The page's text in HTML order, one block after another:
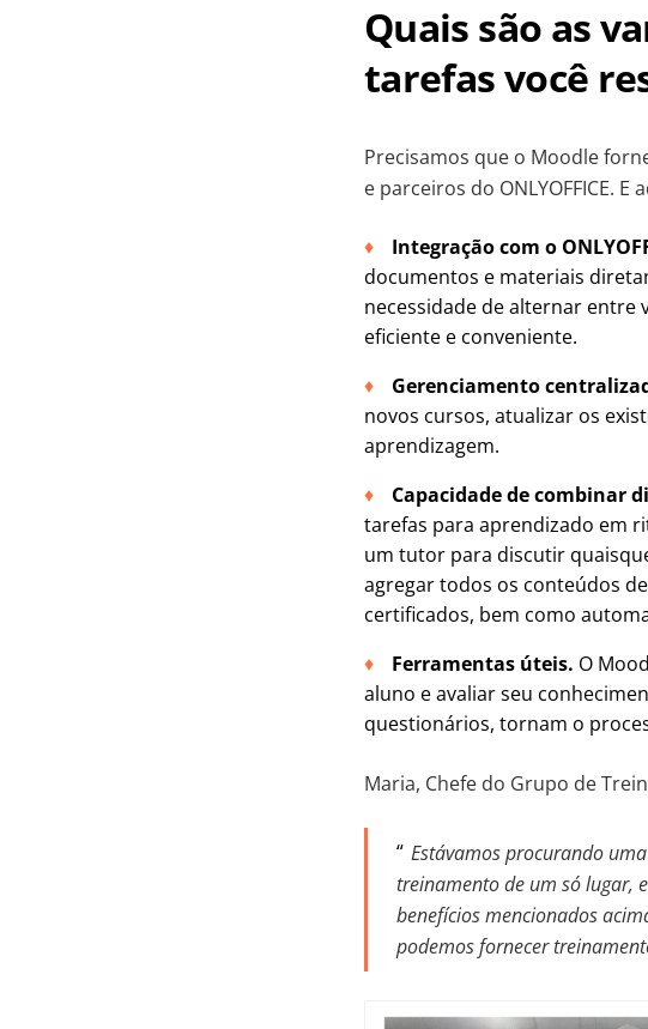
Quais são as
tarefas você
Precisamos que o Moodle
e parceiros do ONLYOFFICE.
Integração com o
documentos e materiais
necessidade de alternar entre
eficiente e conveniente.
Gerenciamento
novos cursos, atualizar os
aprendizagem.
Capacidade de combinar
tarefas para aprendizado em
um tutor para discutir
agregar todos os conteúdos
certificados, bem como
Ferramentas úteis. O
aluno e avaliar seu
questionários, tornam o
Maria, Chefe do Grupo de
Estávamos procurando
treinamento de um só lugar,
benefícios mencionados
podemos fornecer